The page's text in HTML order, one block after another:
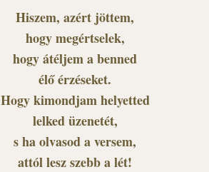
Hiszem, azért jöttem,
hogy megértselek,
hogy átéljem a benned
élő érzéseket.
Hogy kimondjam helyetted
lelked üzenetét,
s ha olvasod a versem,
attól lesz szebb a lét!